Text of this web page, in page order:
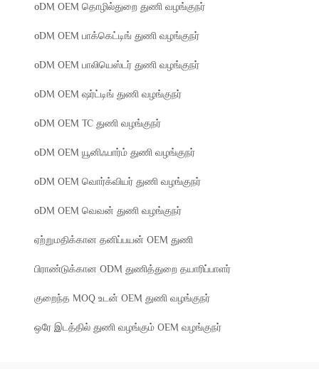
oDM OEM தொழில்துறை துணி வழங்குநர்
oDM OEM பாக்கெட்டிங் துணி வழங்குநர்
oDM OEM பாலியெஸ்டர் துணி வழங்குநர்
oDM OEM ஷர்ட்டிங் துணி வழங்குநர்
oDM OEM TC துணி வழங்குநர்
oDM OEM யூனிஃபார்ம் துணி வழங்குநர்
oDM OEM வொர்க்வியர் துணி வழங்குநர்
oDM OEM வெவன் துணி வழங்குநர்
ஏற்றுமதிக்கான தனிப்பயன் OEM துணி
பிராண்டுக்கான ODM துணித்துறை தயாரிப்பாளர்
குறைந்த MOQ உடன் OEM துணி வழங்குநர்
ஒரே இடத்தில் துணி வழங்கும் OEM வழங்குநர்